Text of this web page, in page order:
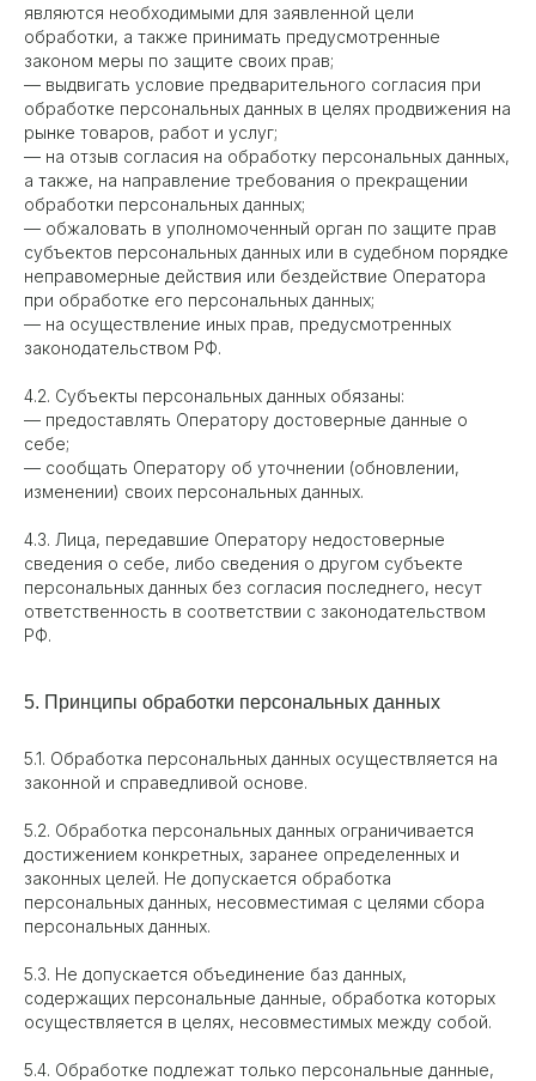
являются необходимыми для заявленной цели
обработки, а также принимать предусмотренные
законом меры по защите своих прав;
— выдвигать условие предварительного согласия при
обработке персональных данных в целях продвижения на
рынке товаров, работ и услуг;
— на отзыв согласия на обработку персональных данных,
а также, на направление требования о прекращении
обработки персональных данных;
— обжаловать в уполномоченный орган по защите прав
субъектов персональных данных или в судебном порядке
неправомерные действия или бездействие Оператора
при обработке его персональных данных;
— на осуществление иных прав, предусмотренных
законодательством РФ.
4.2. Субъекты персональных данных обязаны:
— предоставлять Оператору достоверные данные о
себе;
— сообщать Оператору об уточнении (обновлении,
изменении) своих персональных данных.
4.3. Лица, передавшие Оператору недостоверные
сведения о себе, либо сведения о другом субъекте
персональных данных без согласия последнего, несут
ответственность в соответствии с законодательством
РФ.
5. Принципы обработки персональных данных
5.1. Обработка персональных данных осуществляется на
законной и справедливой основе.
5.2. Обработка персональных данных ограничивается
достижением конкретных, заранее определенных и
законных целей. Не допускается обработка
персональных данных, несовместимая с целями сбора
персональных данных.
5.3. Не допускается объединение баз данных,
содержащих персональные данные, обработка которых
осуществляется в целях, несовместимых между собой.
5.4. Обработке подлежат только персональные данные,